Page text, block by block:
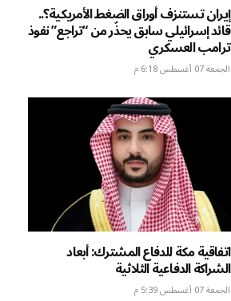
إيران تستنزف أوراق الضغط الأمريكية؟..
قائد إسرائيلي سابق يحذّر من “تراجع” نفوذ
ترامب العسكري
الجمعة 07 أغسطس 6:18 م
اتفاقية مكة للدفاع المشترك: أبعاد
الشراكة الدفاعية الثلاثية
الجمعة 07 أغسطس 5:39 م